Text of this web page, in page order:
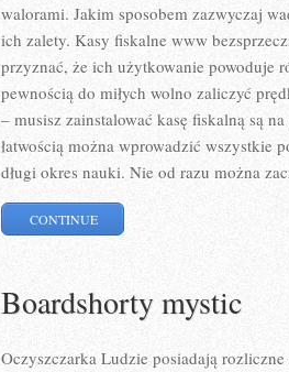
walorami. Jakim sposobem zazwyczaj
ich zalety. Kasy fiskalne www
przyznać, że ich użytkowanie powoduje
pewnością do miłych wolno zaliczyć
– musisz zainstalować kasę fiskalną są
łatwością można wprowadzić wszystkie
długi okres nauki. Nie od razu można
CONTINUE
Boardshorty mystic
Oczyszczarka Ludzie posiadają